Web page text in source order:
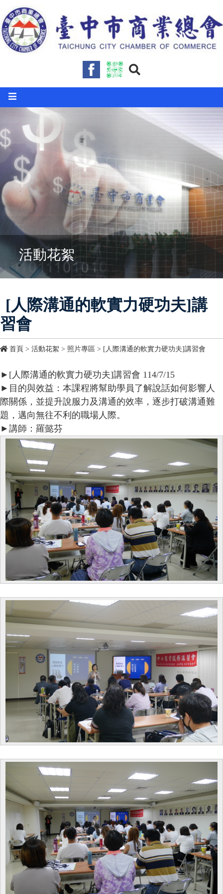
活動花絮
[人際溝通的軟實力硬功夫]講
習會
首頁 > 活動花絮 > 照片專區 > [人際溝通的軟實力硬功夫]講習會
►[人際溝通的軟實力硬功夫]講習會 114/7/15
►目的與效益：本課程將幫助學員了解說話如何影響人
際關係，並提升說服力及溝通的效率，逐步打破溝通難
題，邁向無往不利的職場人際。
►講師：羅懿芬